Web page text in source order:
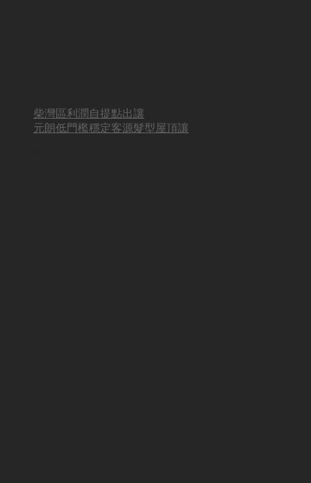
柴灣區利潤自提點出讓
元朗低門檻穩定客源髮型屋頂讓